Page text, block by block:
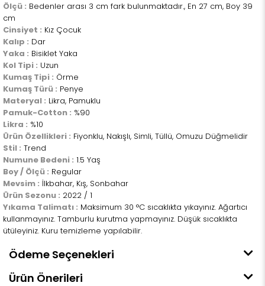
Ölçü : Bedenler arası 3 cm fark bulunmaktadır., En 27 cm, Boy 39
cm
Cinsiyet : Kız Çocuk
Kalıp : Dar
Yaka : Bisiklet Yaka
Kol Tipi : Uzun
Kumaş Tipi : Örme
Kumaş Türü : Penye
Materyal : Likra, Pamuklu
Pamuk-Cotton : %90
Likra : %10
Ürün Özellikleri : Fiyonklu, Nakışlı, Simli, Tüllü, Omuzu Düğmelidir
Stil : Trend
Numune Bedeni : 1.5 Yaş
Boy / Ölçü : Regular
Mevsim : İlkbahar, Kış, Sonbahar
Ürün Sezonu : 2022 / 1
Yıkama Talimatı : Maksimum 30 °C sıcaklıkta yıkayınız. Ağartıcı
kullanmayınız. Tamburlu kurutma yapmayınız. Düşük sıcaklıkta
ütüleyiniz. Kuru temizleme yapılabilir.
Ödeme Seçenekleri
Ürün Önerileri